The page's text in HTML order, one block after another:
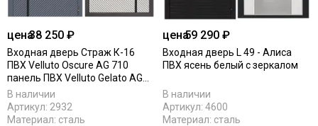
цена38 250 ₽
Входная дверь Страж К-16
ПВХ Velluto Oscure AG 710
панель ПВХ Velluto Gelato AG
710
В наличии
Артикул: 2932
Материал: сталь
цена59 290 ₽
Входная дверь L 49 - Алиса
ПВХ ясень белый с зеркалом
В наличии
Артикул: 4600
Материал: сталь